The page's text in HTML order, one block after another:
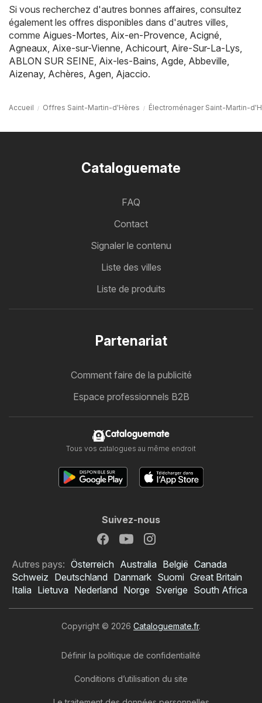
Si vous recherchez d'autres bonnes affaires, consultez
également les offres disponibles dans d'autres villes,
comme Aigues-Mortes Aix-en-Provence Acigné
Agneaux Aixe-sur-Vienne Achicourt Aire-Sur-La-Lys
ABLON SUR SEINE Aix-les-Bains Agde Abbeville
Aizenay, Achères Agen Ajaccio.
Accueil Offres Saint-Martin-d'Hères Électroménager Saint-Martin-
Cataloguemate
FAQ
Contact
Signaler le contenu
Liste des villes
Liste de produits
Partenariat
Comment faire de la publicité
Espace professionnels B2B
Cataloguemate
Tous vos catalogues au même endroit
Suivez-nous
Autres pays: Österreich Australia België Canada
Schweiz Deutschland Danmark Suomi Great Britain
Italia Lietuva Nederland Norge Sverige South Africa
Copyright © 2026 Cataloguemate.fr.
Définir la politique de confidentialité
Conditions d’utilisation du site